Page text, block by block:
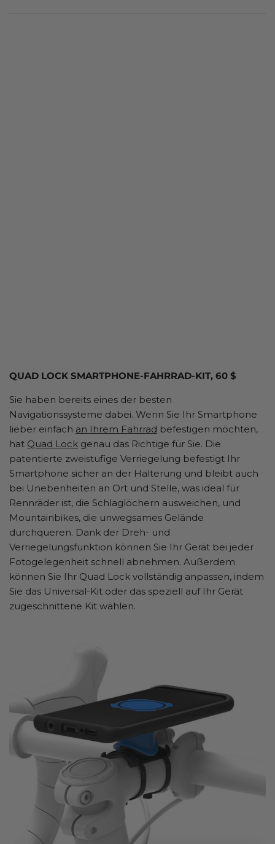
QUAD LOCK SMARTPHONE-FAHRRAD-KIT, 60 $
Sie haben bereits eines der besten
Navigationssysteme dabei. Wenn Sie Ihr Smartphone
lieber einfach an Ihrem Fahrrad befestigen möchten,
hat Quad Lock genau das Richtige für Sie. Die
patentierte zweistufige Verriegelung befestigt Ihr
Smartphone sicher an der Halterung und bleibt auch
bei Unebenheiten an Ort und Stelle, was ideal für
Rennräder ist, die Schlaglöchern ausweichen, und
Mountainbikes, die unwegsames Gelände
durchqueren. Dank der Dreh- und
Verriegelungsfunktion können Sie Ihr Gerät bei jeder
Fotogelegenheit schnell abnehmen. Außerdem
können Sie Ihr Quad Lock vollständig anpassen, indem
Sie das Universal-Kit oder das speziell auf Ihr Gerät
zugeschnittene Kit wählen.